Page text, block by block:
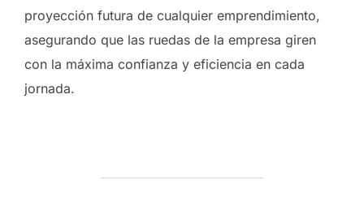
proyección futura de cualquier emprendimiento,
asegurando que las ruedas de la empresa giren
con la máxima confianza y eficiencia en cada
jornada.